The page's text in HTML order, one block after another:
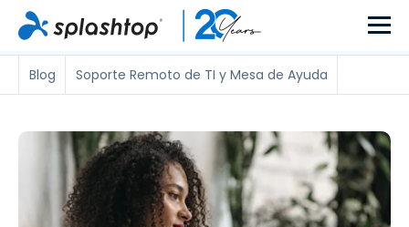
Blog Soporte Remoto de TI y Mesa de Ayuda